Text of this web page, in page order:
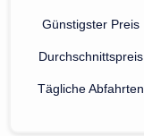
Günstigster Preis
Durchschnittspreis
Tägliche Abfahrten